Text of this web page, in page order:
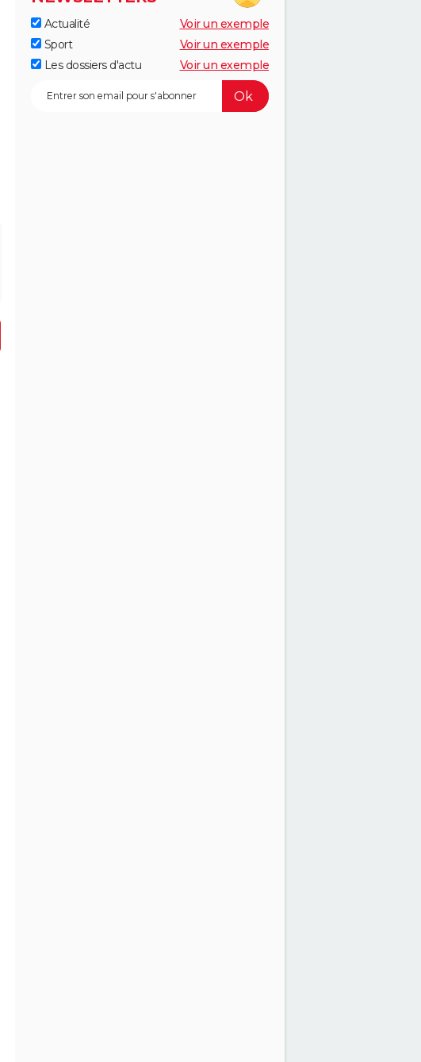
Actualité
Voir un exemple
Sport
Voir un exemple
Les dossiers d'actu
Voir un exemple